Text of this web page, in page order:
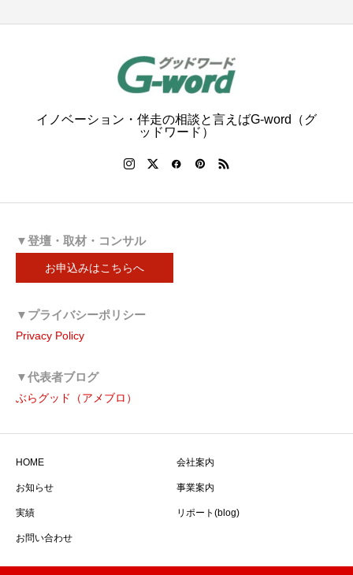
イノベーション・伴走の相談と言えばG-word（グ
ッドワード）
▼登壇・取材・コンサル
お申込みはこちらへ
▼プライバシーポリシー
Privacy Policy
▼代表者ブログ
ぶらグッド（アメブロ）
HOME 会社案内
お知らせ 事業案内
実績 リポート(blog)
お問い合わせ